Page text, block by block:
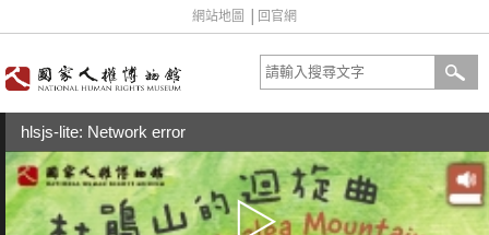
網站地圖 回官網
hlsjs-lite: Network error